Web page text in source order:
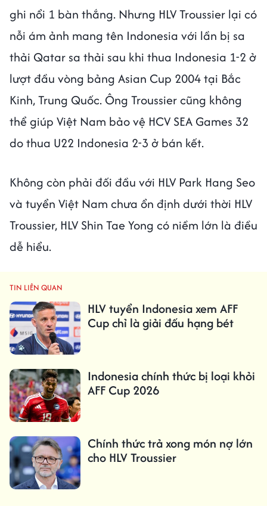
ghi nổi 1 bàn thắng. Nhưng HLV Troussier lại có
nỗi ám ảnh mang tên Indonesia với lần bị sa
thải Qatar sa thải sau khi thua Indonesia 1-2 ở
lượt đầu vòng bảng Asian Cup 2004 tại Bắc
Kinh, Trung Quốc. Ông Troussier cũng không
thể giúp Việt Nam bảo vệ HCV SEA Games 32
do thua U22 Indonesia 2-3 ở bán kết.
Không còn phải đối đầu với HLV Park Hang Seo
và tuyển Việt Nam chưa ổn định dưới thời HLV
Troussier, HLV Shin Tae Yong có niềm lớn là điều
dễ hiểu.
TIN LIÊN QUAN
HLV tuyển Indonesia xem AFF
Cup chỉ là giải đấu hạng bét
Indonesia chính thức bị loại khỏi
AFF Cup 2026
Chính thức trả xong món nợ lớn
cho HLV Troussier